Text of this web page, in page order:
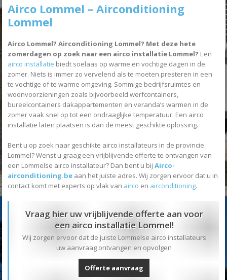
Airco Lommel – Airconditioning
Lommel
Airco Lommel? Airconditioning Lommel? Met deze hete
zomerdagen op zoek naar een airco installatie Lommel? Een
airco installatie biedt soelaas op warme en vochtige dagen in de
zomer. Niets is immer zo vervelend als te moeten presteren in een
te vochtige of te warme omgeving. Sommige bedrijfsruimtes en
woonvoorzieningen zoals bijvoorbeeld werfcontainers,
bureelcontainers dakappartementen en veranda’s warmen in de
zomer vaak snel op tot een ondraaglijke temperatuur. Een airco
installatie laten plaatsen is dan de meest geschikte oplossing.
Bent u op zoek naar geschikte airco installateurs in de provincie
Lommel? Wenst u graag een vrijblijvende offerte te ontvangen van
een Lommelse airco installateur? Dan bent u bijAirco-
airconditioning.be aan het juiste adres. Wij zorgen ervoor dat u in
contact komt met experts op vlak van airco en airconditioning.
Vraag hier uw vrijblijvende offerte aan voor
een airco installatie Lommel!
Wij zorgen ervoor dat de juiste Lommelse airco installateurs
uw aanvraag ontvangen en opvolgen
Offerte aanvraag